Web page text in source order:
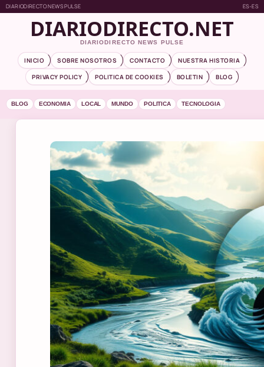
DIARIODIRECTO NEWS PULSE ES-ES
DIARIODIRECTO.NET
DIARIODIRECTO NEWS PULSE
INICIO SOBRE NOSOTROS CONTACTO
NUESTRA HISTORIA
PRIVACY POLICY
POLITICA DE COOKIES BOLETIN BLOG
BLOG ECONOMIA LOCAL MUNDO POLITICA TECNOLOGIA